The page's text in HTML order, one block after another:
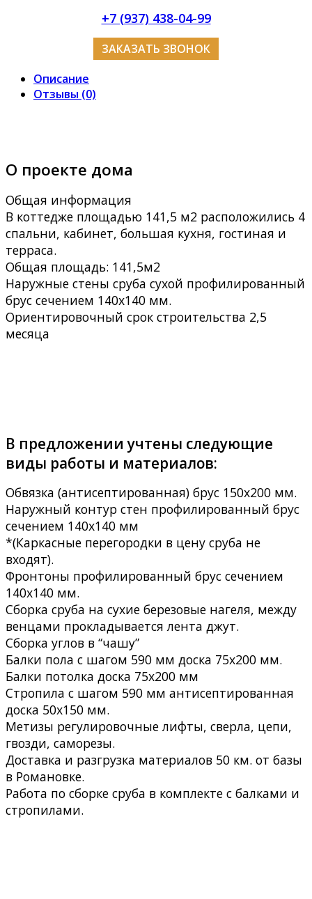
+7 (937) 438-04-99
ЗАКАЗАТЬ ЗВОНОК
Описание
Отзывы (0)
О проекте дома
Общая информация
В коттедже площадью 141,5 м2 расположились 4
спальни, кабинет, большая кухня, гостиная и
терраса.
Общая площадь: 141,5м2
Наружные стены сруба сухой профилированный
брус сечением 140х140 мм.
Ориентировочный срок строительства 2,5
месяца
В предложении учтены следующие
виды работы и материалов:
Обвязка (антисептированная) брус 150х200 мм.
Наружный контур стен профилированный брус
сечением 140х140 мм
*(Каркасные перегородки в цену сруба не
входят).
Фронтоны профилированный брус сечением
140х140 мм.
Сборка сруба на сухие березовые нагеля, между
венцами прокладывается лента джут.
Сборка углов в “чашу”
Балки пола с шагом 590 мм доска 75х200 мм.
Балки потолка доска 75х200 мм
Стропила с шагом 590 мм антисептированная
доска 50х150 мм.
Метизы регулировочные лифты, сверла, цепи,
гвозди, саморезы.
Доставка и разгрузка материалов 50 км. от базы
в Романовке.
Работа по сборке сруба в комплекте с балками и
стропилами.